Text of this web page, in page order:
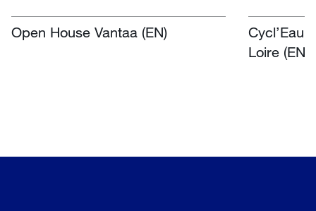
Open House Vantaa (EN)
Cycl’Eau
Loire (EN)